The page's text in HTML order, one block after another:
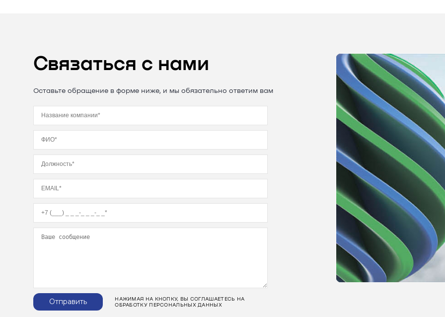
Связаться с нами
Оставьте обращение в форме ниже, и мы обязательно ответим вам
Отправить
НАЖИМАЯ НА КНОПКУ, ВЫ СОГЛАШАЕТЕСЬ НА
ОБРАБОТКУ ПЕРСОНАЛЬНЫХ ДАННЫХ